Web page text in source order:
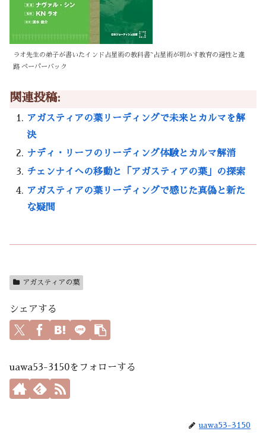
ラオ先生の弟子が書いたインド占星術の教科書~占星術が明かす教育の適性と進
路 ペーパーバック
関連投稿:
アガスティアの葉リーディングで未来とカルマを解
決
ナディ・リーフのリーディング体験とカルマ解消
チェンナイへの移動と「アガスティアの葉」の探索
アガスティアの葉リーディングで感じた真偽と新た
な疑問
アガスティアの葉
シェアする
uawa53-3150をフォローする
uawa53-3150